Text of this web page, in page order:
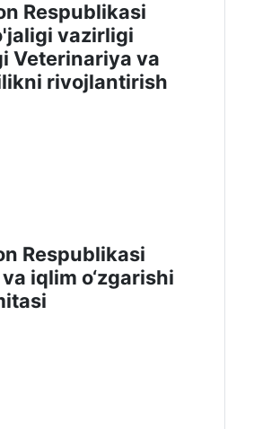
Respublikasi
huzuridagi
qo‘mitasi
Respublikasi
Veterinariya va
rivojlantirish